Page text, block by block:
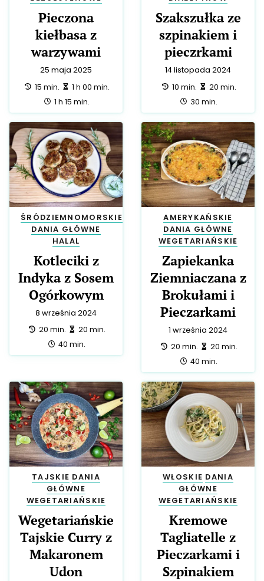
Pieczona
kiełbasa z
warzywami
25 maja 2025
przygotowanie:
15 min. zrobienie:
1 h 00 min.
całość:
1 h 15 min.
Szakszułka ze
szpinakiem i
pieczrkami
14 listopada 2024
przygotowanie:
10 min. zrobienie:
20 min.
całość:
30 min.
ŚRÓDZIEMNOMORSKIE
DANIA GŁÓWNE
HALAL
Kotleciki z
Indyka z Sosem
Ogórkowym
8 września 2024
przygotowanie:
20 min. zrobienie:
20 min.
całość:
40 min.
AMERYKAŃSKIE
DANIA GŁÓWNE
WEGETARIAŃSKIE
Zapiekanka
Ziemniaczana z
Brokułami i
Pieczarkami
1 września 2024
przygotowanie:
20 min. zrobienie:
20 min.
całość:
40 min.
TAJSKIE DANIA
GŁÓWNE
WEGETARIAŃSKIE
Wegetariańskie
Tajskie Curry z
Makaronem
Udon
WŁOSKIE DANIA
GŁÓWNE
WEGETARIAŃSKIE
Kremowe
Tagliatelle z
Pieczarkami i
Szpinakiem